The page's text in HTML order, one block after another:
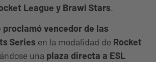
League y Brawl Stars.
proclamó vencedor de las
Series en la modalidad de Rocket
una plaza directa a ESL